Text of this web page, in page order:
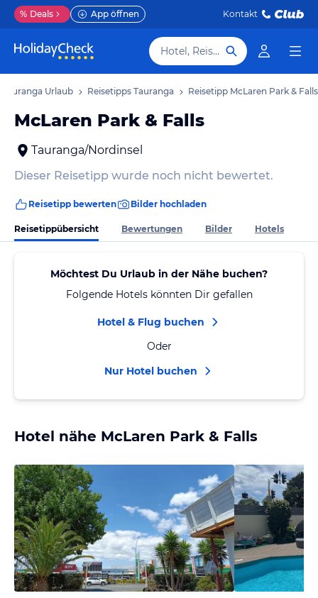
% Deals App öffnen Kontakt
Hotel, Reiseziel
Tauranga Urlaub Reisetipps Tauranga Reisetipp McLaren Park & Falls
McLaren Park & Falls
Tauranga/Nordinsel
Dieser Reisetipp wurde noch nicht bewertet.
Reisetipp bewerten Bilder hochladen
Reisetippübersicht Bewertungen Bilder Hotels
Möchtest Du Urlaub in der Nähe buchen?
Folgende Hotels könnten Dir gefallen
Hotel & Flug buchen
Oder
Nur Hotel buchen
Hotel nähe McLaren Park & Falls